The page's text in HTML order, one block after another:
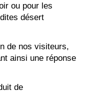
ou pour les
désert
de nos visiteurs,
ainsi une réponse
de